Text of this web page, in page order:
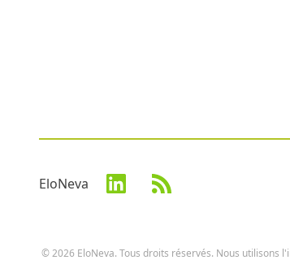
EloNeva
© 2026 EloNeva. Tous droits réservés. Nous utilisons